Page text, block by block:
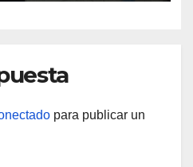
para publicar un